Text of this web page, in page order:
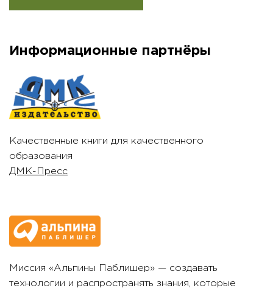
Информационные партнёры
Качественные книги для качественного
образования
ДМК-Пресс
Миссия «Альпины Паблишер» — создавать
технологии и распространять знания, которые